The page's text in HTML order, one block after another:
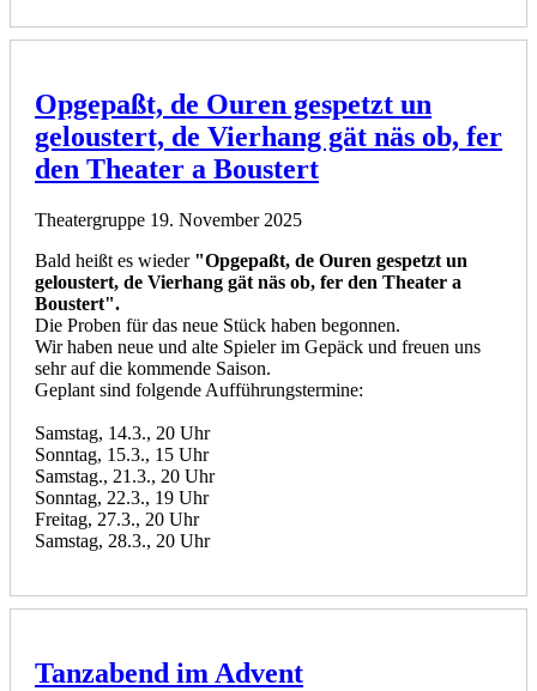
Opgepaßt, de Ouren gespetzt un
geloustert, de Vierhang gät näs ob, fer
den Theater a Boustert
Theatergruppe 19. November 2025
Bald heißt es wieder "Opgepaßt, de Ouren gespetzt un
geloustert, de Vierhang gät näs ob, fer den Theater a
Boustert".
Die Proben für das neue Stück haben begonnen.
Wir haben neue und alte Spieler im Gepäck und freuen uns
sehr auf die kommende Saison.
Geplant sind folgende Aufführungstermine:
Samstag, 14.3., 20 Uhr
Sonntag, 15.3., 15 Uhr
Samstag., 21.3., 20 Uhr
Sonntag, 22.3., 19 Uhr
Freitag, 27.3., 20 Uhr
Samstag, 28.3., 20 Uhr
Tanzabend im Advent